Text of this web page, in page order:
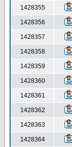
1428355
1428356
1428357
1428358
1428359
1428360
1428361
1428362
1428363
1428364